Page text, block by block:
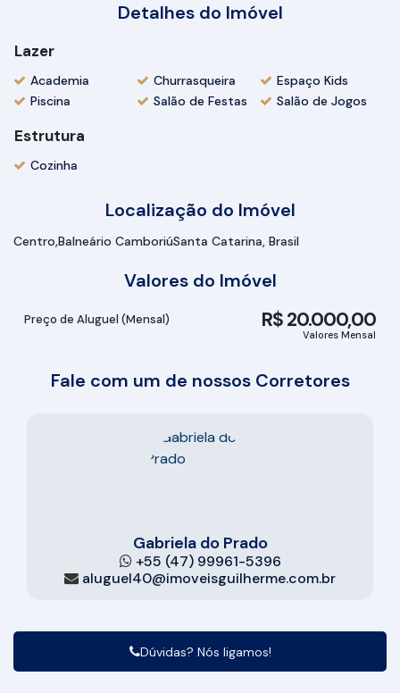
Detalhes do Imóvel
Lazer
Academia Churrasqueira
Espaço Kids
Piscina
Salão de Festas Salão de Jogos
Estrutura
Cozinha
Localização do Imóvel
Centro Balneário CamboriúSanta Catarina, Brasil
Valores do Imóvel
R$20.000,00
Preço de Aluguel (Mensal)
Valores Mensal
Fale com um de nossos Corretores
Gabriela do Prado
+55 (47) 99961-5396
aluguel40@imoveisguilherme.com.br
Dúvidas? Nós ligamos!